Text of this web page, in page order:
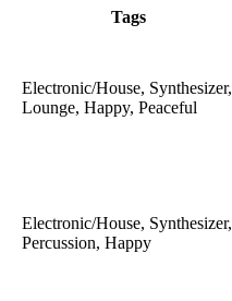
Tags
Electronic/House, Synthesizer,
Lounge, Happy, Peaceful
Electronic/House, Synthesizer,
Percussion, Happy